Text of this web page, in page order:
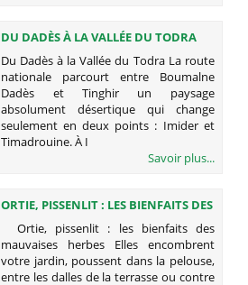
DU DADÈS À LA VALLÉE DU TODRA
Du Dadès à la Vallée du Todra La route
nationale parcourt entre Boumalne
Dadès et Tinghir un paysage
absolument désertique qui change
seulement en deux points : Imider et
Timadrouine. À I
Savoir plus...
ORTIE, PISSENLIT : LES BIENFAITS DES
MAUVAISES HERBES
Ortie, pissenlit : les bienfaits des
mauvaises herbes Elles encombrent
votre jardin, poussent dans la pelouse,
entre les dalles de la terrasse ou contre